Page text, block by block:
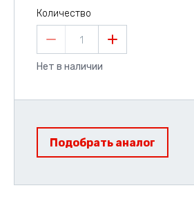
Количество
1
Нет в наличии
Подобрать аналог